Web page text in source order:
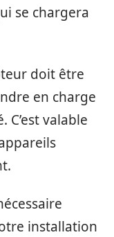
se chargera
doit être
en charge
C’est valable
installation